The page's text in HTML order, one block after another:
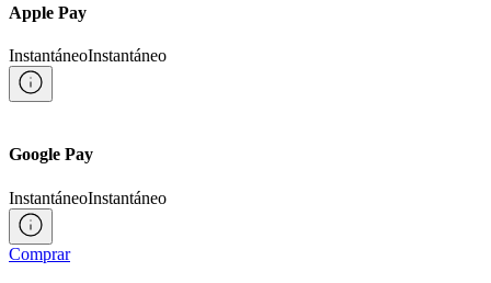
Apple Pay
InstantáneoInstantáneo
Google Pay
InstantáneoInstantáneo
Comprar